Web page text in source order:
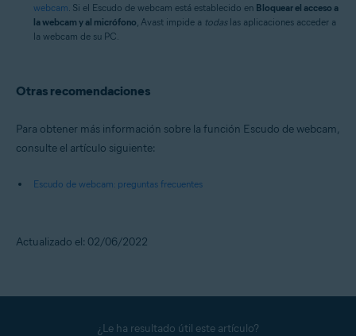
webcam . Si el Escudo de webcam está establecido en Bloquear el acceso a
la webcam y al micrófono , Avast impide a todaslas aplicaciones acceder a
la webcam de su PC.
Otras recomendaciones
Para obtener más información sobre la función Escudo de webcam,
consulte el artículo siguiente:
Escudo de webcam: preguntas frecuentes
Actualizado el: 02/06/2022
¿Le ha resultado útil este artículo?